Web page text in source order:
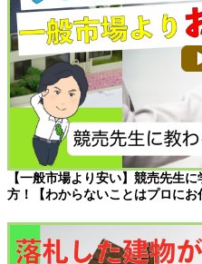
【一般市場より安い】競売先生
方！【わからないことはプロにお